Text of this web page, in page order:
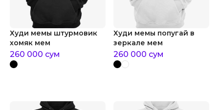
Худи мемы штурмовик
хомяк мем
260 000 сум
Худи мемы попугай в
зеркале мем
260 000 сум